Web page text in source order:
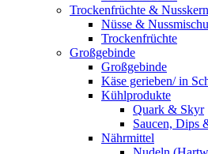
Trockenfrüchte &
Nüsse &
Trockenfrüchte
Großgebinde
Großgebinde
Käse gerieben/ in
Kühlprodukte
Quark & Skyr
Saucen, Dips
Nährmittel